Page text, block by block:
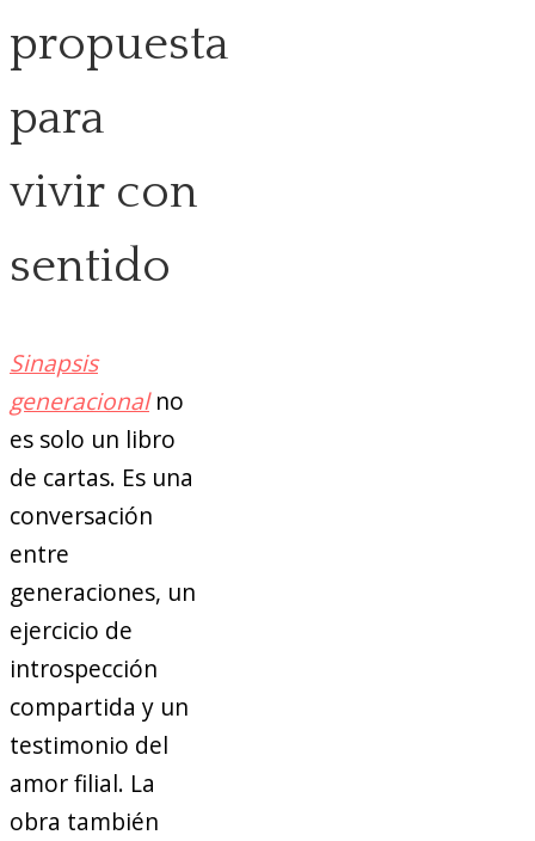
propuesta
para
vivir con
sentido
Sinapsis
generacionalno
es solo un libro
de cartas. Es una
conversación
entre
generaciones, un
ejercicio de
introspección
compartida y un
testimonio del
amor filial. La
obra también